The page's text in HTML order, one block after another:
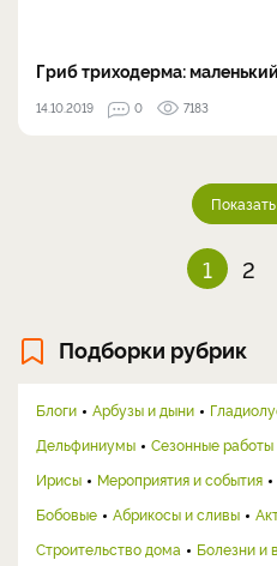
Гриб триходерма:
14.10.2019 0 7183
1 2
Подборки рубрик
Блоги Арбузы и дыни
Дельфиниумы
Сезонные работы
Ирисы
Мероприятия и события
Бобовые
Абрикосы и сливы
Строительство дома
Болезни и